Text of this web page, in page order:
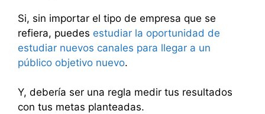
Si, sin importar el tipo de empresa que se
refiera, puedes estudiar la oportunidad de
estudiar nuevos canales para llegar a un
público objetivo nuevo.
Y, debería ser una regla medir tus resultados
con tus metas planteadas.